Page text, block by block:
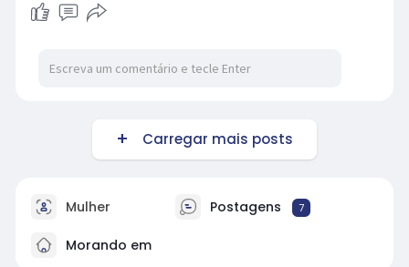
Carregar mais posts
Mulher Postagens 7
Morando em